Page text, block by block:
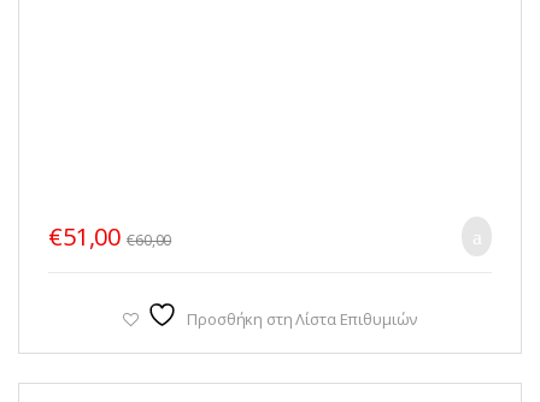
€51,00 €60,00
Προσθήκη στη Λίστα Επιθυμιών